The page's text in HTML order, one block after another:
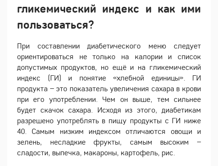
гликемический индекс и как ими
пользоваться?
При составлении диабетического меню следует
ориентироваться не только на калории и список
допустимых продуктов, но ещё и на гликемический
индекс (ГИ) и понятие «хлебной единицы». ГИ
продукта – это показатель увеличения сахара в крови
при его употреблении. Чем он выше, тем сильнее
будет скачок сахара. Исходя из этого, диабетикам
разрешено употреблять в пищу продукты с ГИ ниже
40. Самым низким индексом отличаются овощи и
зелень, несладкие фрукты, самым высоким –
сладости, выпечка, макароны, картофель, рис.